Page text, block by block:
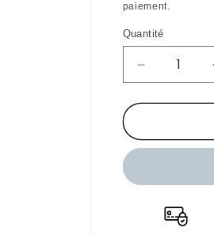
paiement.
Quantité
Réduire
la
quantité
Urban